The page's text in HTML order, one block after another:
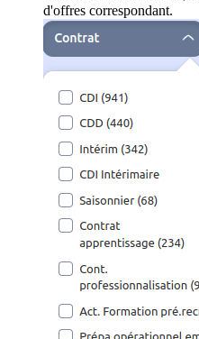
d'offres correspondant.